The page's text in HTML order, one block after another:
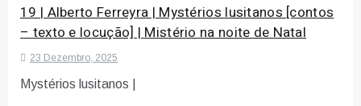
19 | Alberto Ferreyra | Mystérios lusitanos [contos
– texto e locução] | Mistério na noite de Natal
23 Dezembro, 2025
Mystérios lusitanos |